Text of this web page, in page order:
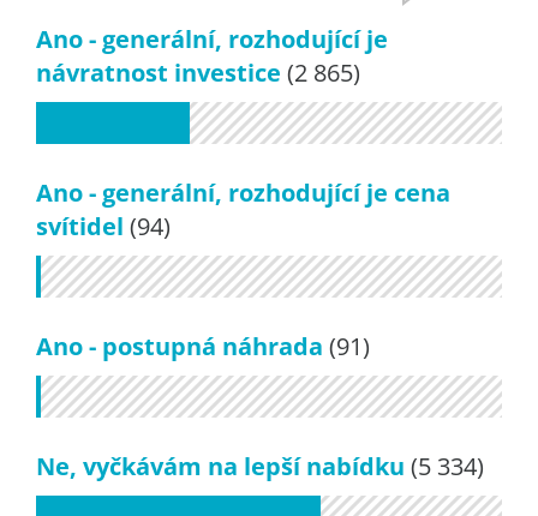
Ano - generální, rozhodující je
návratnost investice (2 865)
Ano - generální, rozhodující je cena
svítidel (94)
Ano - postupná náhrada (91)
Ne, vyčkávám na lepší nabídku (5 334)